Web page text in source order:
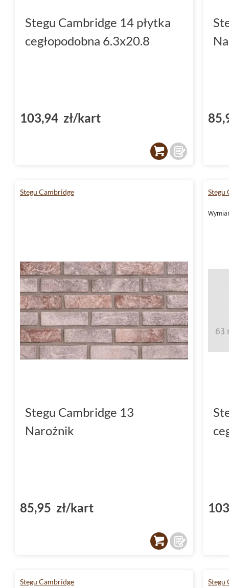
Stegu Cambridge 14 płytka
cegłopodobna 6.3x20.8
103,94 zł/kart
Stegu Cambridge
Stegu Cambridge 13
Narożnik
85,95 zł/kart
Stegu
Stegu Cambridge Stegu